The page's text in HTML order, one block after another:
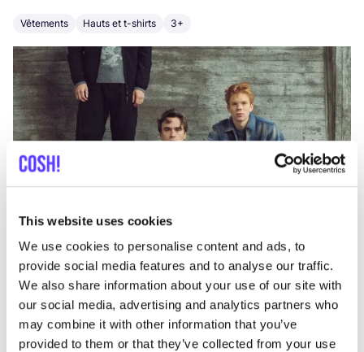
This website uses cookies
We use cookies to personalise content and ads, to
provide social media features and to analyse our traffic.
We also share information about your use of our site with
our social media, advertising and analytics partners who
may combine it with other information that you’ve
provided to them or that they’ve collected from your use
Vêtements Hauts et t-shirts 3+